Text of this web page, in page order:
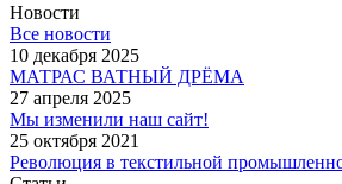
Новости
Все новости
10 декабря 2025
МАТРАС ВАТНЫЙ ДРЁМА
27 апреля 2025
Мы изменили наш сайт!
25 октября 2021
Революция в текстильной